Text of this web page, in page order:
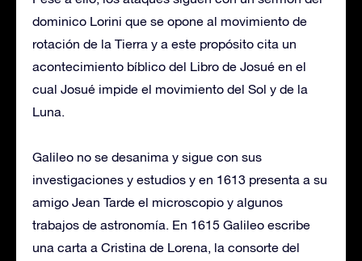
dominico Lorini que se opone al movimiento de
rotación de la Tierra y a este propósito cita un
acontecimiento bíblico del Libro de Josué en el
cual Josué impide el movimiento del Sol y de la
Luna.
Galileo no se desanima y sigue con sus
investigaciones y estudios y en 1613 presenta a su
amigo Jean Tarde el microscopio y algunos
trabajos de astronomía. En 1615 Galileo escribe
una carta a Cristina de Lorena, la consorte del